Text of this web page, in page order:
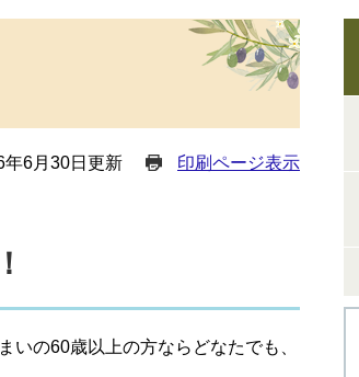
年6月30日更新 印刷ページ表示
いの60歳以上の方ならどなたでも、